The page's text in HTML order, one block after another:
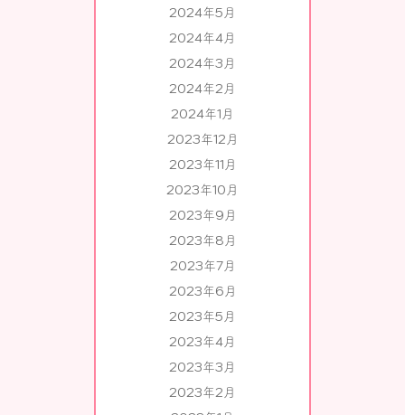
2024年5月
2024年4月
2024年3月
2024年2月
2024年1月
2023年12月
2023年11月
2023年10月
2023年9月
2023年8月
2023年7月
2023年6月
2023年5月
2023年4月
2023年3月
2023年2月